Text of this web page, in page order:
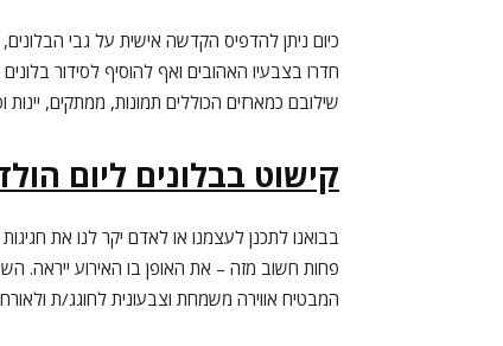
כיום ניתן להדפיס הקדשה אישית על גבי
חדרו בצבעיו האהובים ואף להוסיף לסידור
שילובם כמארזים הכוללים תמונות, ממתקים, יינות
קישוט בבלונים ליום
בבואנו לתכנן לעצמנו או לאדם יקר לנו את
פחות חשוב מזה – את האופן בו האירוע ייראה.
המבטיח אווירה משמחת וצבעונית לחוגג/ת